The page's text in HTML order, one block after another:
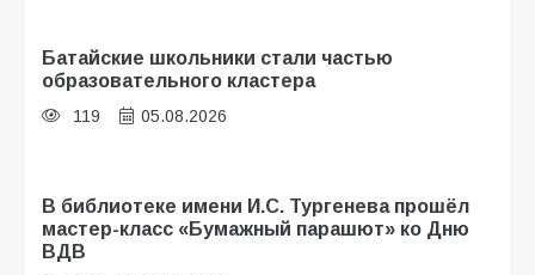
Батайские школьники стали частью
образовательного кластера
119 05.08.2026
В библиотеке имени И.С. Тургенева прошёл
мастер-класс «Бумажный парашют» ко Дню
ВДВ